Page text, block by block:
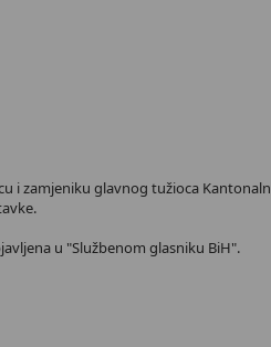
i zamjeniku glavnog tužioca
u "Službenom glasniku BiH".